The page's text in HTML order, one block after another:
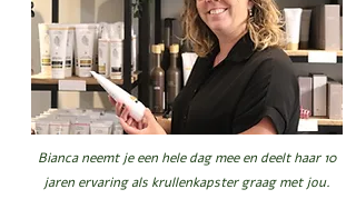
Bianca neemt je een hele dag mee en deelt haar 10
jaren ervaring als krullenkapster graag met jou.